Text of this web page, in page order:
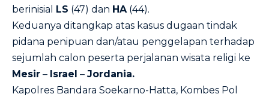
berinisial
LS (47) dan HA(44).
Keduanya ditangkap atas kasus dugaan tindak
pidana penipuan dan/atau penggelapan terhadap
sejumlah calon peserta perjalanan wisata religi ke
Mesir – Israel – Jordania.
Kapolres Bandara Soekarno-Hatta, Kombes Pol